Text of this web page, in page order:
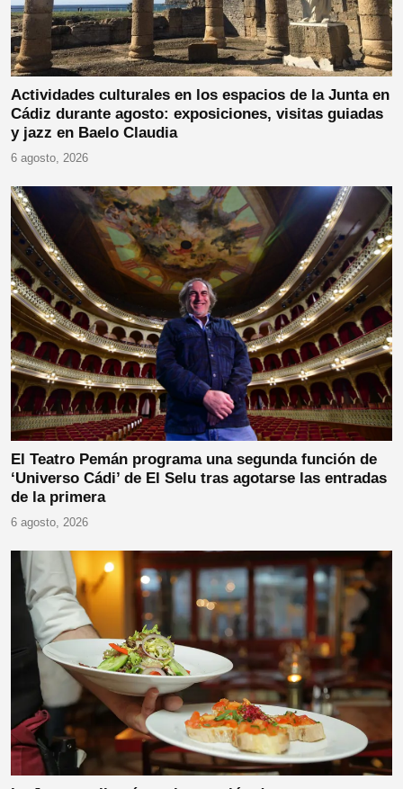
Actividades culturales en los espacios de la Junta en
Cádiz durante agosto: exposiciones, visitas guiadas
y jazz en Baelo Claudia
6 agosto, 2026
El Teatro Pemán programa una segunda función de
‘Universo Cádi’ de El Selu tras agotarse las entradas
de la primera
6 agosto, 2026